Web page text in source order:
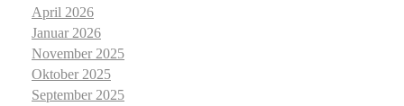
April 2026
Januar 2026
November 2025
Oktober 2025
September 2025